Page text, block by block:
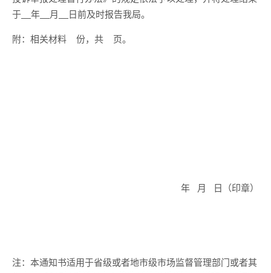
于
年 月
日前及时报告我局。
附：相关材料 份，共 页。
年 月 日（印章）
注：本通知书适用于省级或者地市级市场监督管理部门或者其